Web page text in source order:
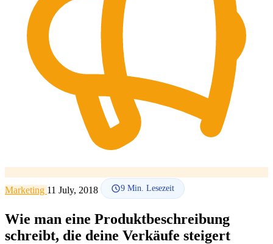
SEO-Beratung Linkaufbau-Studie Linkaufbau
SEO-
Beratung
SEO-Mentoring
So funktioniert es
Sprache
🇪🇸 ES
🇬🇧 EN 🇫🇷 FR 🇩🇪 DE
Marketing 11 July, 2018 9 Min. Lesezeit
Wie man eine Produktbeschreibung
schreibt, die deine Verkäufe steigert